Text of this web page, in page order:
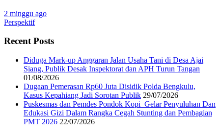
2 minggu ago
Perspektif
Recent Posts
Diduga Mark-up Anggaran Jalan Usaha Tani di Desa Ajai
Siang, Publik Desak Inspektorat dan APH Turun Tangan
01/08/2026
Dugaan Pemerasan Rp60 Juta Disidik Polda Bengkulu,
Kasus Kepahiang Jadi Sorotan Publik 29/07/2026
Puskesmas dan Pemdes Pondok Kopi Gelar Penyuluhan Dan
Edukasi Gizi Dalam Rangka Cegah Stunting dan Pembagian
PMT 2026 22/07/2026